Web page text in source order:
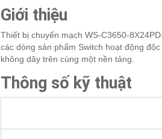
Giới thiệu
Thiết bị chuyển mạch WS-C3650-
các dòng sản phẩm Switch hoạt động
không dây trên cùng một nền tảng.
Thông số kỹ thuật